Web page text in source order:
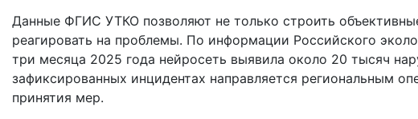
Данные ФГИС УТКО позволяют не только строить
реагировать на проблемы. По информации Российского
три месяца 2025 года нейросеть выявила около 20 тысяч
зафиксированных инцидентах направляется региональным
принятия мер.